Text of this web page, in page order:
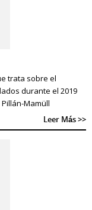
trata sobre el
durante el 2019
Mamüll
Leer Más >>